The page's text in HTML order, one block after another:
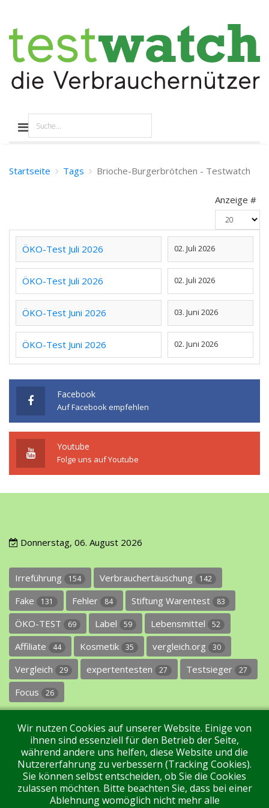
Startseite Tags Brioche-Burgerbrötchen - Testwatch
Anzeige #
ÖKO-Test Juli 2026 02. Juli 2026
ÖKO-Test Juli 2026 02. Juli 2026
ÖKO-Test Juni 2026 03. Juni 2026
ÖKO-Test Juni 2026 02. Juni 2026
Facebook
Auf Facebook empfehlen
Youtube
Folge uns auf Youtube
Donnerstag, 06. August 2026
Irreführung 154 Verbrauchertäuschung 142
Fake 131 Fehler 84 Stiftung Warentest 83
ÖKO-TEST 69 Label 59 Lebensmittel 52
Affiliate 44 Kosmetik 35 vergleich.org 30
Vergleich 29 expertentesten 27 Testsieger 27
Focus 26
Impressum Datenschutz Über uns Kontakt
Wir nutzen Cookies auf unserer Website. Einige von
ihnen sind essenziell für den Betrieb der Seite,
während andere uns helfen, diese Website und die
Nutzererfahrung zu verbessern (Tracking Cookies).
Sie können selbst entscheiden, ob Sie die Cookies
zulassen möchten. Bitte beachten Sie, dass bei einer
Ablehnung womöglich nicht mehr alle